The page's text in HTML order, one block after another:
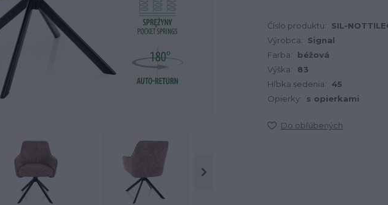
Číslo produktu: SIL-
Výrobca:
Signal
Farba:
béžová
Výška:
83
Hľbka sedenia:
45
Opierky:
s opierkami
Do obľúbených